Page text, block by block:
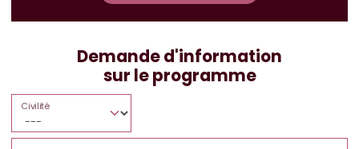
Demande d'information
sur le programme
Civilité